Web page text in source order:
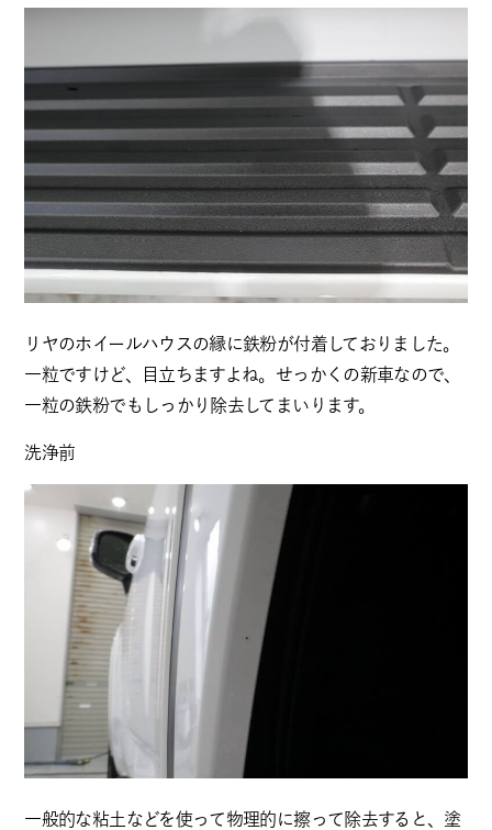
リヤのホイールハウスの縁に鉄粉が付着しておりました。
一粒ですけど、目立ちますよね。せっかくの新車なので、
一粒の鉄粉でもしっかり除去してまいります。
洗浄前
一般的な粘土などを使って物理的に擦って除去すると、塗